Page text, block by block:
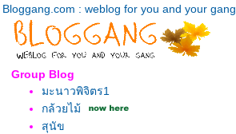
Bloggang.com : weblog for you and your gang
Group Blog
มะนาวพิจิตร1
กล้วยไม้
สุนัข